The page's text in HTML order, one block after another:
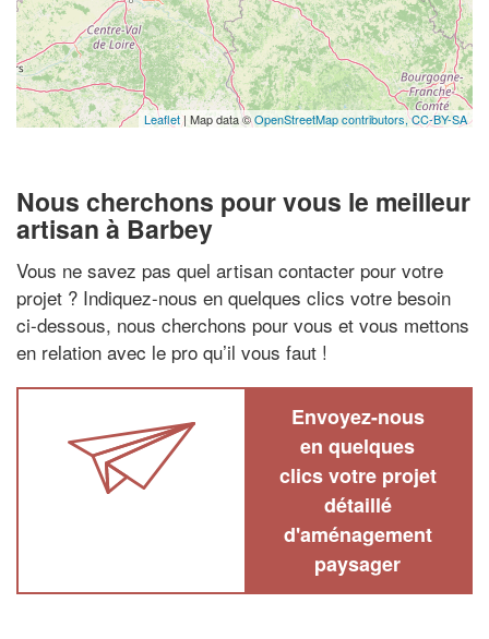
Leaflet| Map data ©OpenStreetMap contributors,CC-BY-SA
Nous cherchons pour vous le meilleur
artisan à Barbey
Vous ne savez pas quel artisan contacter pour votre
projet ? Indiquez-nous en quelques clics votre besoin
ci-dessous, nous cherchons pour vous et vous mettons
en relation avec le pro qu’il vous faut !
Envoyez-nous
en quelques
clics votre projet
détaillé
d'aménagement
paysager